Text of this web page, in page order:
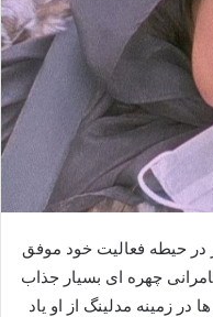
در حیطه فعالیت خود موفق
چهره ای بسیار جذاب
در زمینه مدلینگ از او یاد